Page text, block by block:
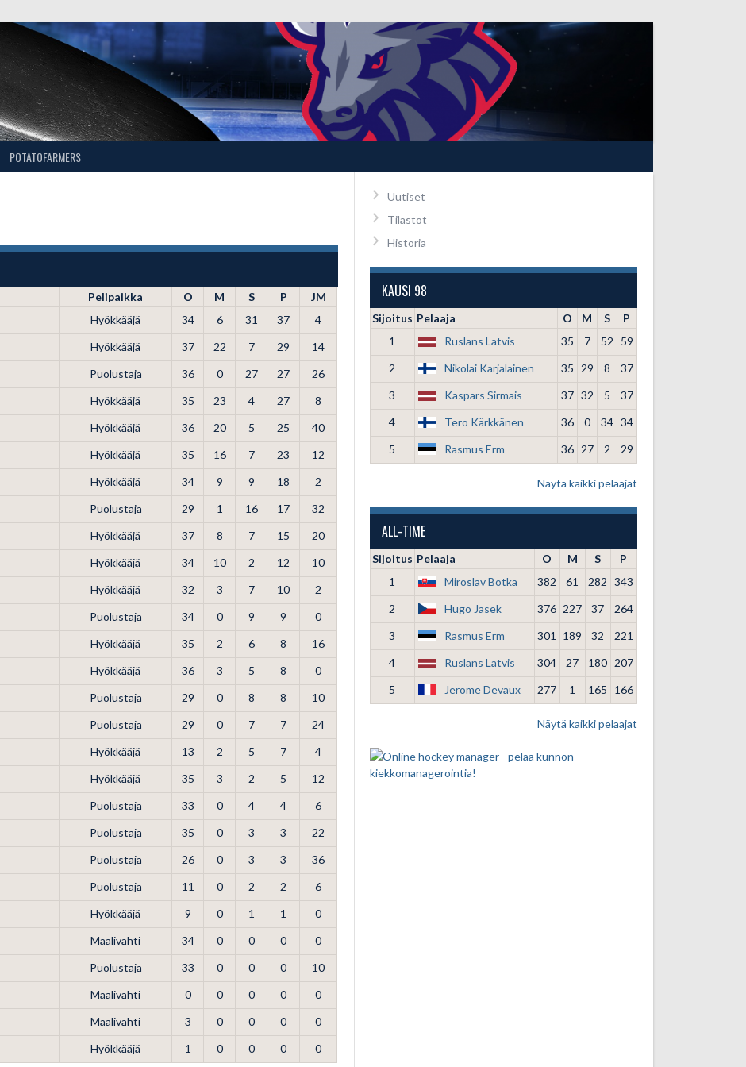
POTATOFARMERS
Pelipaikka O M S P
JM
Hyökkääjä 34 6 31 37
4
Hyökkääjä 37 22 7 29
14
Puolustaja 36 0 27 27
26
Hyökkääjä 35 23 4 27
8
Hyökkääjä 36 20 5 25
40
Hyökkääjä 35 16 7 23
12
Hyökkääjä 34 9 9 18
2
Puolustaja 29 1 16 17
32
Hyökkääjä 37 8 7 15
20
Hyökkääjä 34 10 2 12
10
Hyökkääjä 32 3 7 10
2
Puolustaja 34 0 9 9
0
Hyökkääjä 35 2 6 8
16
Hyökkääjä 36 3 5 8
0
Puolustaja 29 0 8 8
10
Puolustaja 29 0 7 7
24
Hyökkääjä 13 2 5 7
4
Hyökkääjä 35 3 2 5
12
Puolustaja 33 0 4 4
6
Puolustaja 35 0 3 3
22
Puolustaja 26 0 3 3
36
Puolustaja 11 0 2 2
6
Hyökkääjä 9 0 1 1
0
Maalivahti 34 0 0 0
0
Puolustaja 33 0 0 0
10
Maalivahti 0 0 0 0
0
Maalivahti 3 0 0 0
0
Hyökkääjä 1 0 0 0 0
Uutiset
Tilastot
Historia
KAUSI 98
Sijoitus Pelaaja O M S
P
1
Ruslans Latvis 35 7 52
59
2
Nikolai Karjalainen 35 29 8
37
3
Kaspars Sirmais 37 32 5
37
4
Tero Kärkkänen 36 0 34 34
5
Rasmus Erm 36 27 2 29
Näytä kaikki pelaajat
ALL-TIME
Sijoitus Pelaaja O M S
P
1
Miroslav Botka 382 61 282 343
2
Hugo Jasek 376 227 37
264
3
Rasmus Erm 301 189 32
221
4
Ruslans Latvis 304 27 180 207
5
Jerome Devaux 277 1 165 166
Näytä kaikki pelaajat